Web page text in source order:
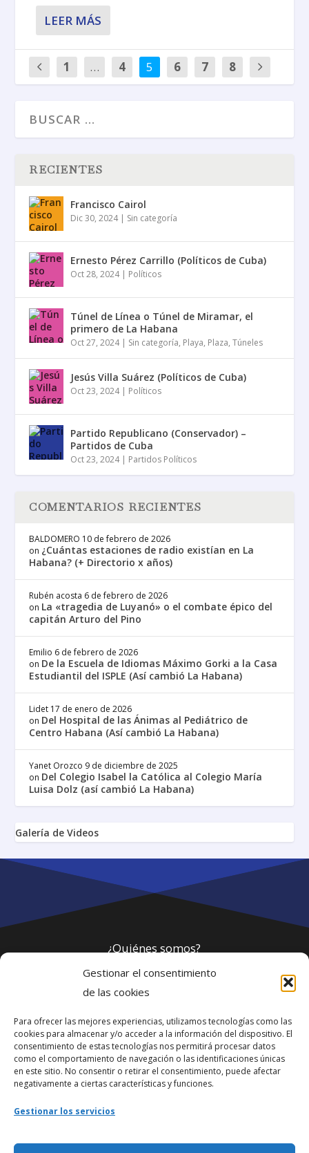
Gestionar el consentimiento
de las cookies
Para ofrecer las mejores experiencias, utilizamos tecnologías como las
cookies para almacenar y/o acceder a la información del dispositivo. El
consentimiento de estas tecnologías nos permitirá procesar datos
como el comportamiento de navegación o las identificaciones únicas
en este sitio. No consentir o retirar el consentimiento, puede afectar
negativamente a ciertas características y funciones.
Gestionar los servicios
LEER MÁS
1 … 4 5 6 7 8
RECIENTES
Francisco Cairol
Dic 30, 2024| Sin categoría
Ernesto Pérez Carrillo (Políticos de Cuba)
Oct 28, 2024| Políticos
Túnel de Línea o Túnel de Miramar, el
primero de La Habana
Oct 27, 2024| Sin categoría, Playa, Plaza,Túneles
Jesús Villa Suárez (Políticos de Cuba)
Oct 23, 2024| Políticos
Partido Republicano (Conservador) –
Partidos de Cuba
Oct 23, 2024| Partidos Políticos
COMENTARIOS RECIENTES
BALDOMERO 10 de febrero de 2026
on ¿Cuántas estaciones de radio existían en La
Habana? (+ Directorio x años)
Rubén acosta 6 de febrero de 2026
on La «tragedia de Luyanó» o el combate épico del
capitán Arturo del Pino
Emilio 6 de febrero de 2026
on De la Escuela de Idiomas Máximo Gorki a la Casa
Estudiantil del ISPLE (Así cambió La Habana)
Lidet 17 de enero de 2026
on Del Hospital de las Ánimas al Pediátrico de
Centro Habana (Así cambió La Habana)
Yanet Orozco 9 de diciembre de 2025
on Del Colegio Isabel la Católica al Colegio María
Luisa Dolz (así cambió La Habana)
Galería de Videos
¿Quiénes somos?
Política de privacidad
Webmaster
soporte@fotosdlahabana.com
Nuestro e-mail: